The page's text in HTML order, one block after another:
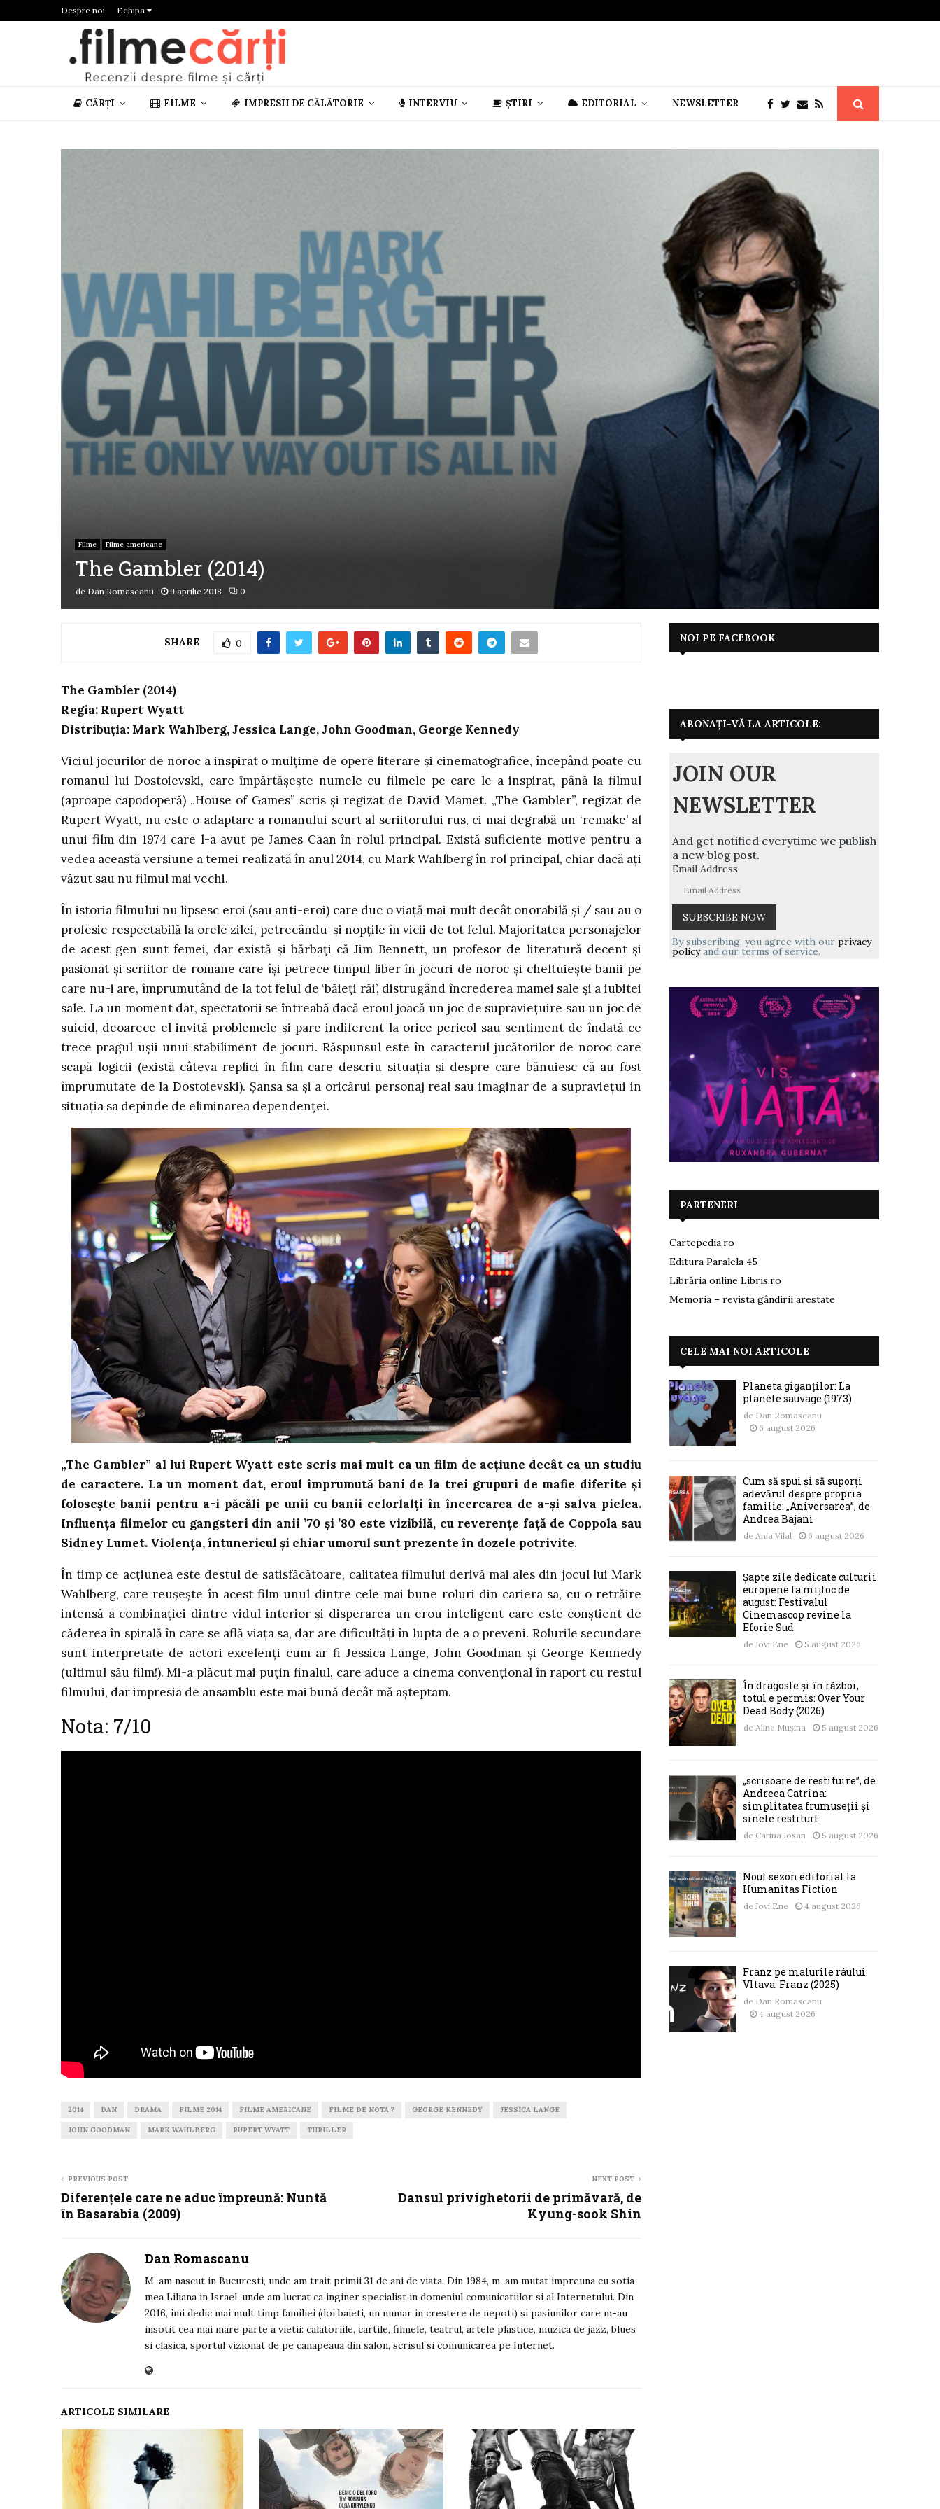
Despre noi Echipa
CĂRȚI FILME IMPRESII DE CĂLĂTORIE INTERVIU ȘTIRI EDITORIAL NEWSLETTER
Filme Filme americane
The Gambler (2014)
de Dan Romascanu 9 aprilie 2018 0
SHARE 0
The Gambler (2014)
Regia: Rupert Wyatt
Distribuția: Mark Wahlberg, Jessica Lange, John Goodman, George Kennedy
Viciul jocurilor de noroc a inspirat o mulțime de opere literare și cinematografice, începând poate cu
romanul lui Dostoievski, care împărtășește numele cu filmele pe care le-a inspirat, până la filmul
(aproape capodoperă) „House of Games” scris și regizat de David Mamet. „The Gambler”, regizat de
Rupert Wyatt, nu este o adaptare a romanului scurt al scriitorului rus, ci mai degrabă un ‘remake’ al
unui film din 1974 care l-a avut pe James Caan în rolul principal. Există suficiente motive pentru a
vedea această versiune a temei realizată în anul 2014, cu Mark Wahlberg în rol principal, chiar dacă ați
văzut sau nu filmul mai vechi.
În istoria filmului nu lipsesc eroi (sau anti-eroi) care duc o viață mai mult decât onorabilă și / sau au o
profesie respectabilă la orele zilei, petrecându-și nopțile în vicii de tot felul. Majoritatea personajelor
de acest gen sunt femei, dar există și bărbați că Jim Bennett, un profesor de literatură decent și
pasionat și scriitor de romane care își petrece timpul liber în jocuri de noroc și cheltuiește banii pe
care nu-i are, împrumutând de la tot felul de ‘băieți răi’, distrugând încrederea mamei sale și a iubitei
sale. La un moment dat, spectatorii se întreabă dacă eroul joacă un joc de supraviețuire sau un joc de
suicid, deoarece el invită problemele și pare indiferent la orice pericol sau sentiment de îndată ce
trece pragul ușii unui stabiliment de jocuri. Răspunsul este în caracterul jucătorilor de noroc care
scapă logicii (există câteva replici în film care descriu situația și despre care bănuiesc că au fost
împrumutate de la Dostoievski). Șansa sa și a oricărui personaj real sau imaginar de a supraviețui in
situația sa depinde de eliminarea dependenței.
„The Gambler” al lui Rupert Wyatt este scris mai mult ca un film de acțiune decât ca un studiu
de caractere. La un moment dat, eroul împrumută bani de la trei grupuri de mafie diferite și
folosește banii pentru a-i păcăli pe unii cu banii celorlalți în încercarea de a-și salva pielea.
Influența filmelor cu gangsteri din anii ’70 și ’80 este vizibilă, cu reverențe față de Coppola sau
Sidney Lumet. Violența, întunericul și chiar umorul sunt prezente în dozele potrivite.
În timp ce acțiunea este destul de satisfăcătoare, calitatea filmului derivă mai ales din jocul lui Mark
Wahlberg, care reușește în acest film unul dintre cele mai bune roluri din cariera sa, cu o retrăire
intensă a combinației dintre vidul interior și disperarea un erou inteligent care este conștient de
căderea în spirală în care se află viața sa, dar are dificultăți în lupta de a o preveni. Rolurile secundare
sunt interpretate de actori excelenți cum ar fi Jessica Lange, John Goodman și George Kennedy
(ultimul său film!). Mi-a plăcut mai puțin finalul, care aduce a cinema convențional în raport cu restul
filmului, dar impresia de ansamblu este mai bună decât mă așteptam.
Nota: 7/10
2014 DAN DRAMA FILME 2014 FILME AMERICANE FILME DE NOTA 7 GEORGE KENNEDY JESSICA LANGE
JOHN GOODMAN MARK WAHLBERG RUPERT WYATT THRILLER
PREVIOUS POST
Diferențele care ne aduc împreună: Nuntă
în Basarabia (2009)
NEXT POST
Dansul privighetorii de primăvară, de
Kyung-sook Shin
Dan Romascanu
M-am nascut in Bucuresti, unde am trait primii 31 de ani de viata. Din 1984, m-am mutat impreuna cu sotia
mea Liliana in Israel, unde am lucrat ca inginer specialist in domeniul comunicatiilor si al Internetului. Din
2016, imi dedic mai mult timp familiei (doi baieti, un numar in crestere de nepoti) si pasiunilor care m-au
insotit cea mai mare parte a vietii: calatoriile, cartile, filmele, teatrul, artele plastice, muzica de jazz, blues
si clasica, sportul vizionat de pe canapeaua din salon, scrisul si comunicarea pe Internet.
ARTICOLE SIMILARE
NOI PE FACEBOOK
ABONAȚI-VĂ LA ARTICOLE:
JOIN OUR
NEWSLETTER
And get notified everytime we publish
a new blog post.
Email Address
By subscribing, you agree with our privacy
policyand our terms of service.
PARTENERI
Cartepedia.ro
Editura Paralela 45
Librăria online Libris.ro
Memoria – revista gândirii arestate
CELE MAI NOI ARTICOLE
Planeta giganților: La
planète sauvage (1973)
de Dan Romascanu
6 august 2026
Cum să spui și să suporți
adevărul despre propria
familie: „Aniversarea”, de
Andrea Bajani
de Ania Vilal 6 august 2026
Șapte zile dedicate culturii
europene la mijloc de
august: Festivalul
Cinemascop revine la
Eforie Sud
de Jovi Ene 5 august 2026
În dragoste și în război,
totul e permis: Over Your
Dead Body (2026)
de Alina Mușina 5 august 2026
„scrisoare de restituire”, de
Andreea Catrina:
simplitatea frumuseții și
sinele restituit
de Carina Josan 5 august 2026
Noul sezon editorial la
Humanitas Fiction
de Jovi Ene 4 august 2026
Franz pe malurile râului
Vltava: Franz (2025)
de Dan Romascanu
4 august 2026